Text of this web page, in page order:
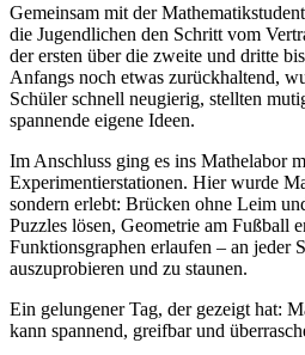
Gemeinsam mit der
die Jugendlichen den Schritt vom
der ersten über die zweite und dritte
Anfangs noch etwas zurückhaltend,
Schüler schnell neugierig, stellten
spannende eigene Ideen.
Im Anschluss ging es ins Mathelabor
Experimentierstationen. Hier wurde
sondern erlebt: Brücken ohne Leim
Puzzles lösen, Geometrie am Fußball
Funktionsgraphen erlaufen – an jeder
auszuprobieren und zu staunen.
Ein gelungener Tag, der gezeigt hat:
kann spannend, greifbar und